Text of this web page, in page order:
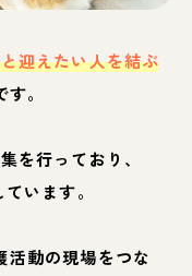
迎えたい人を結ぶ
す。
を行っており、
います。
活動の現場をつな